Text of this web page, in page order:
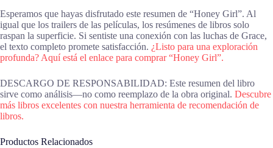
Esperamos que hayas disfrutado este resumen de “Honey Girl”. Al
igual que los trailers de las películas, los resúmenes de libros solo
raspan la superficie. Si sentiste una conexión con las luchas de Grace,
el texto completo promete satisfacción. ¿Listo para una exploración
profunda? Aquí está el enlace para comprar “Honey Girl”.
DESCARGO DE RESPONSABILIDAD: Este resumen del libro
sirve como análisis—no como reemplazo de la obra original. Descubre
más libros excelentes con nuestra herramienta de recomendación de
libros.
Productos Relacionados